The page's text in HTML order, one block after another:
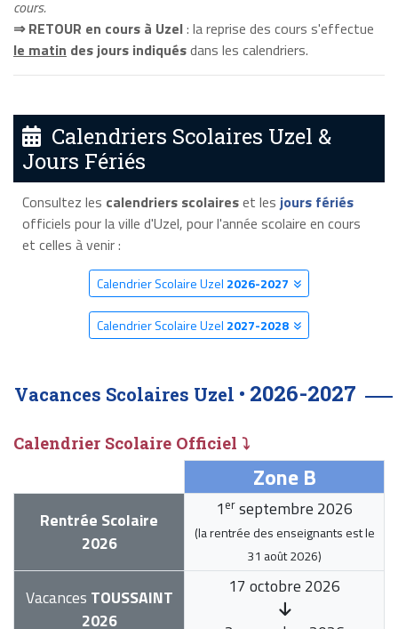
cours.
⇒ RETOUR en cours à Uzel: la reprise des cours s'effectue
le matin des jours indiquésdans les calendriers.
Calendriers Scolaires Uzel &
Jours Fériés
Consultez les calendriers scolaireset les jours fériés
officiels pour la ville d'Uzel, pour l'année scolaire en cours
et celles à venir :
Calendrier Scolaire Uzel 2026-2027
Calendrier Scolaire Uzel 2027-2028
Vacances Scolaires Uzel • 2026-2027
Calendrier Scolaire Officiel ⤵
Zone B
Rentrée Scolaire
2026
1 er septembre 2026
(la rentrée des enseignants est le
31 août 2026)
Vacances TOUSSAINT
2026
17 octobre 2026